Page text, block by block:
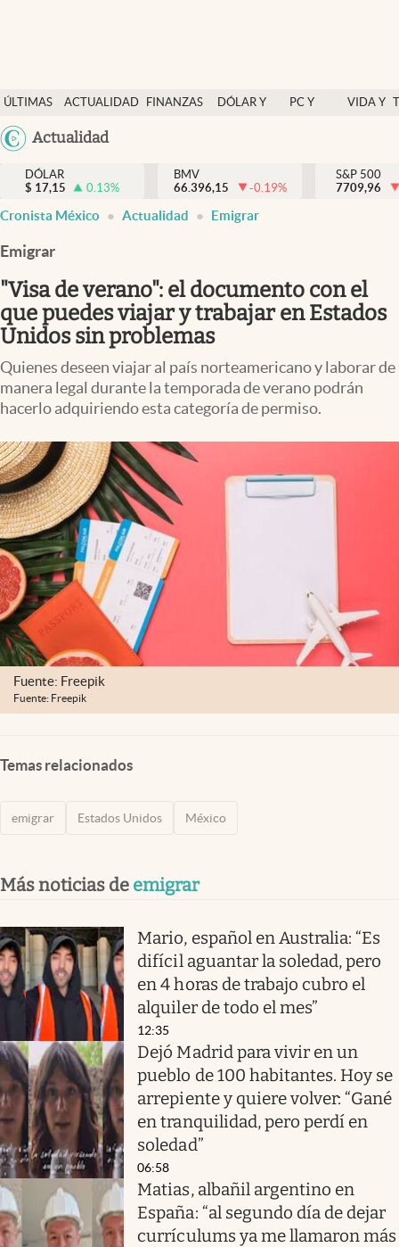
ÚLTIMAS
NOTICIAS
ACTUALIDAD
FINANZAS
DÓLAR Y
PC Y
VIDA Y
México
Actualidad
Actualidad
Finanzas y economía
Dólar y mercados
Pc y celular
Vida y estilo
Tv
Clima
Espiritualidad
Mediakit
abre en nueva pestaña
México
DÓLAR
$ 17,15 0.13%
BMV
66.396,15
-0.19%
S&P 500
7709,96
Cronista México Actualidad Emigrar
Emigrar
"Visa de verano": el documento con el
que puedes viajar y trabajar en Estados
Unidos sin problemas
Quienes deseen viajar al país norteamericano y laborar de
manera legal durante la temporada de verano podrán
hacerlo adquiriendo esta categoría de permiso.
Fuente: Freepik
Fuente: Freepik
Temas relacionados
emigrar Estados Unidos México
Más noticias de emigrar
Mario, español en Australia: “Es
difícil aguantar la soledad, pero
en 4 horas de trabajo cubro el
alquiler de todo el mes”
12:35
Dejó Madrid para vivir en un
pueblo de 100 habitantes. Hoy se
arrepiente y quiere volver: “Gané
en tranquilidad, pero perdí en
soledad”
06:58
Matias, albañil argentino en
España: “al segundo día de dejar
currículums ya me llamaron más